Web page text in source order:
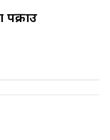
पक्राउ